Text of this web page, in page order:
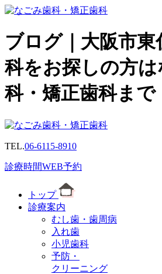
ブログ｜大阪市
科をお探しの方
科・矯正歯科まで
TEL.06-6115-8910
診療時間WEB予約
トップ
診療案内
むし歯・歯周病
入れ歯
小児歯科
予防・
クリーニング